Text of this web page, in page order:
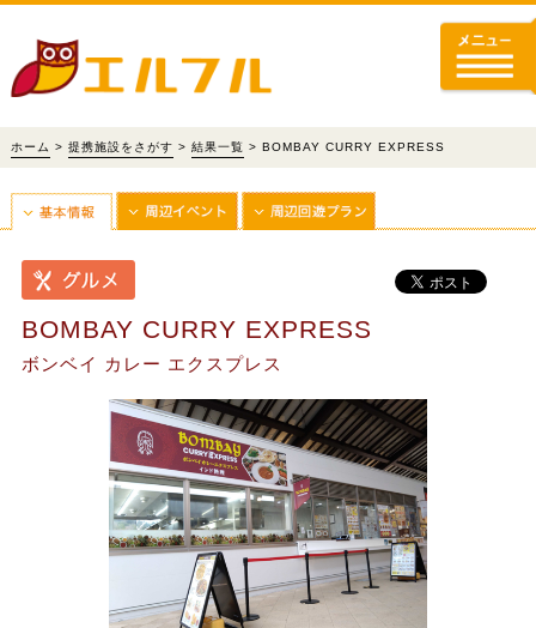
ホーム > 提携施設をさがす > 結果一覧 > BOMBAY CURRY EXPRESS
BOMBAY CURRY EXPRESS
ボンベイ カレー エクスプレス